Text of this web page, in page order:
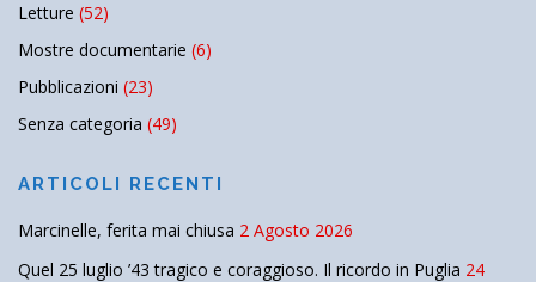
Letture (52)
Mostre documentarie (6)
Pubblicazioni (23)
Senza categoria (49)
ARTICOLI RECENTI
Marcinelle, ferita mai chiusa 2 Agosto 2026
Quel 25 luglio ’43 tragico e coraggioso. Il ricordo in Puglia 24